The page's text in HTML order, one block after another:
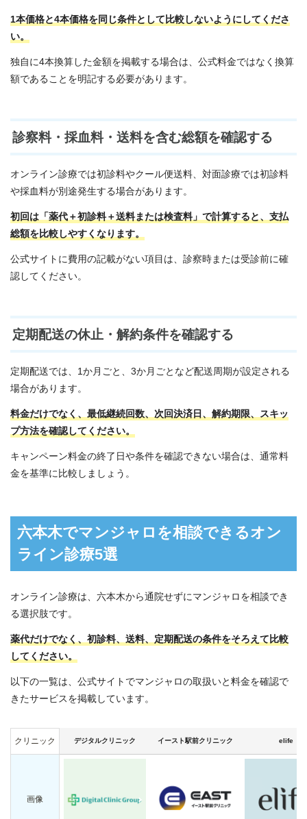
1本価格と4本価格を同じ条件として比較しないようにしてくださ
い。
独自に4本換算した金額を掲載する場合は、公式料金ではなく換算
額であることを明記する必要があります。
診察料・採血料・送料を含む総額を確認する
オンライン診療では初診料やクール便送料、対面診療では初診料
や採血料が別途発生する場合があります。
初回は「薬代＋初診料＋送料または検査料」で計算すると、支払
総額を比較しやすくなります。
公式サイトに費用の記載がない項目は、診察時または受診前に確
認してください。
定期配送の休止・解約条件を確認する
定期配送では、1か月ごと、3か月ごとなど配送周期が設定される
場合があります。
料金だけでなく、最低継続回数、次回決済日、解約期限、スキッ
プ方法を確認してください。
キャンペーン料金の終了日や条件を確認できない場合は、通常料
金を基準に比較しましょう。
六本木でマンジャロを相談できるオン
ライン診療5選
オンライン診療は、六本木から通院せずにマンジャロを相談でき
る選択肢です。
薬代だけでなく、初診料、送料、定期配送の条件をそろえて比較
してください。
以下の一覧は、公式サイトでマンジャロの取扱いと料金を確認で
きたサービスを掲載しています。
クリニック デジタルクリニック イースト駅前クリニック elife
画像